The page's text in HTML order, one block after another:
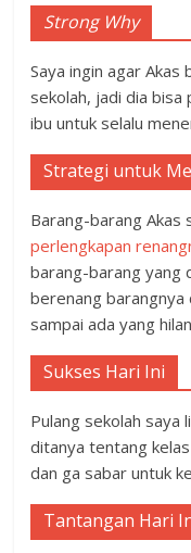
Strong Why
Saya ingin agar Akas
sekolah, jadi dia
ibu untuk selalu
Strategi untuk
Barang-barang Akas
perlengkapan
barang-barang yang
berenang barangnya
sampai ada yang
Sukses Hari Ini
Pulang sekolah saya
ditanya tentang
dan ga sabar untuk
Tantangan Hari